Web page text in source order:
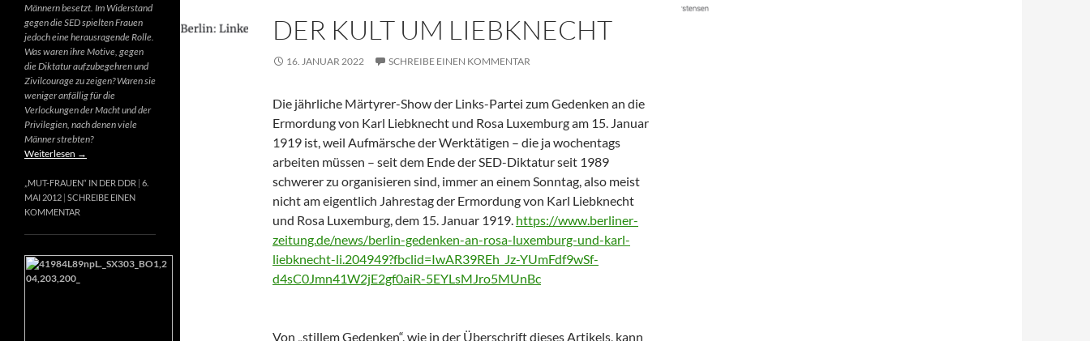
DER KULT UM LIEBKNECHT
16. JANUAR 2022 SCHREIBE EINEN KOMMENTAR
Die jährliche Märtyrer-Show der Links-Partei zum Gedenken an die
Ermordung von Karl Liebknecht und Rosa Luxemburg am 15. Januar
1919 ist, weil Aufmärsche der Werktätigen – die ja wochentags
arbeiten müssen – seit dem Ende der SED-Diktatur seit 1989
schwerer zu organisieren sind, immer an einem Sonntag, also meist
nicht am eigentlich Jahrestag der Ermordung von Karl Liebknecht
und Rosa Luxemburg, dem 15. Januar 1919. https://www.berliner-
zeitung.de/news/berlin-gedenken-an-rosa-luxemburg-und-karl-
liebknecht-li.204949?fbclid=IwAR39REh_Jz-YUmFdf9wSf-
d4sC0Jmn41W2jE2gf0aiR-5EYLsMJro5MUnBc
Von „stillem Gedenken“, wie in der Überschrift dieses Artikels, kann
Männern besetzt. Im Widerstand
gegen die SED spielten Frauen
jedoch eine herausragende Rolle.
Was waren ihre Motive, gegen
die Diktatur aufzubegehren und
Zivilcourage zu zeigen? Waren sie
weniger anfällig für die
Verlockungen der Macht und der
Privilegien, nach denen viele
Männer strebten?
Weiterlesen →
„MUT-FRAUEN“ IN DER DDR 6.
MAI 2012 SCHREIBE EINEN
KOMMENTAR